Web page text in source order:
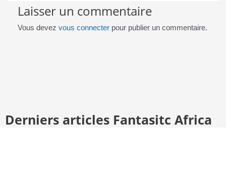
Laisser un commentaire
Vous devez vous connecterpour publier un commentaire.
Derniers articles Fantasitc Africa